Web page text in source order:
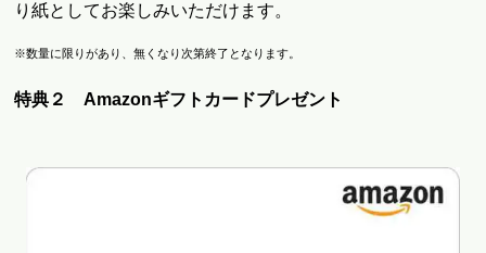
り紙としてお楽しみいただけます。
※数量に限りがあり、無くなり次第終了となります。
特典２ Amazonギフトカードプレゼント